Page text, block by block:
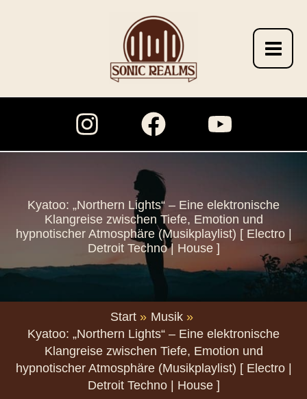
Kyatoo: „Northern Lights“ – Eine elektronische
Klangreise zwischen Tiefe, Emotion und
hypnotischer Atmosphäre (Musikplaylist) [ Electro |
Detroit Techno | House ]
Start
Musik
Kyatoo: „Northern Lights“ – Eine elektronische
Klangreise zwischen Tiefe, Emotion und
hypnotischer Atmosphäre (Musikplaylist) [ Electro |
Detroit Techno | House ]